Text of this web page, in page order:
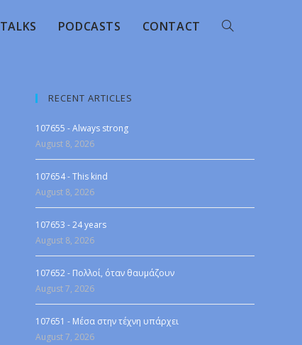
TALKS PODCASTS CONTACT
RECENT ARTICLES
107655 - Always strong
August 8, 2026
107654 - This kind
August 8, 2026
107653 - 24 years
August 8, 2026
107652 - Πολλοί, όταν θαυμάζουν
August 7, 2026
107651 - Μέσα στην τέχνη υπάρχει
August 7, 2026